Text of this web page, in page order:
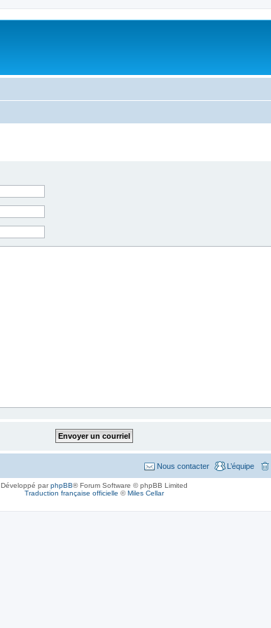
L’équipe
Nous contacter
Développé parphpBB® Forum Software © phpBB Limited
Traduction française officielle ©Miles Cellar